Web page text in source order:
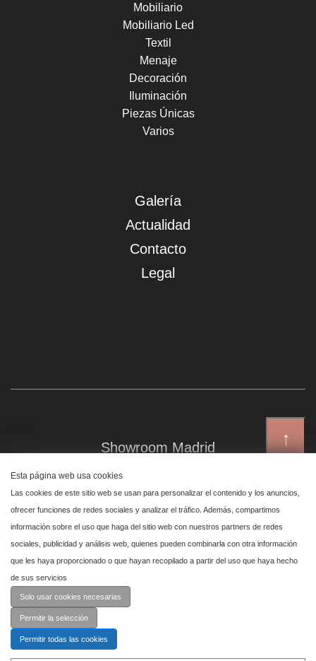
↑
Mobiliario
Mobiliario Led
Textil
Menaje
Decoración
Iluminación
Piezas Únicas
Varios
Galería
Actualidad
Contacto
Legal
Showroom Madrid
Plaza de Canalejas 6, 4 izq
Centro, 28014 Madrid
Showroom Marbella
Polígono Industrial de San Pedro de Alcántara,
calle Reino Unido, primera planta nave 24, 29670 Marbella
Esta página web usa cookies
Las cookies de este sitio web se usan para personalizar el contenido y los anuncios,
ofrecer funciones de redes sociales y analizar el tráfico. Además, compartimos
información sobre el uso que haga del sitio web con nuestros partners de redes
sociales, publicidad y análisis web, quienes pueden combinarla con otra información
que les haya proporcionado o que hayan recopilado a partir del uso que haya hecho
de sus servicios
Solo usar cookies necesarias
Permitir la selección
Permitir todas las cookies